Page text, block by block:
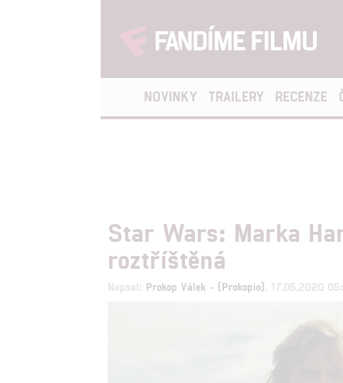
NOVINKY TRAILERY RECENZE
Star Wars: Marka
roztříštěná
Napsal: Prokop Válek - (Prokopio) , 17.05.2020